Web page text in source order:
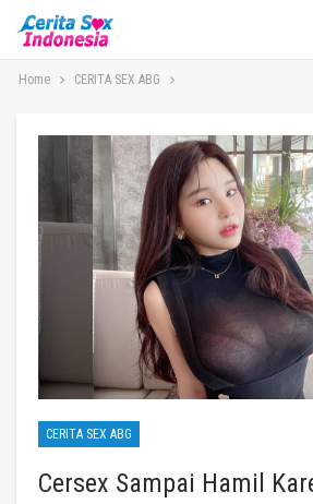
Home CERITA SEX ABG
CERITA SEX ABG
Cersex Sampai Hamil